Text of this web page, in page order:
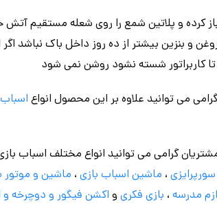
کرده و پلاتین شمع را روی شعله مستقیم
و بنزین بیشتر از ده روز داخل باک نباشد
کاربراتور شسته نشود روشن نمی شود
می توانید علاوه بر این محصول انواع
گرامی می توانید انواع مختلف اسباب
، ماشین اسباب بازی ، ماشین و موتور
مدرسه ، بازی فکری و اکشن فیگور و دوچرخه و